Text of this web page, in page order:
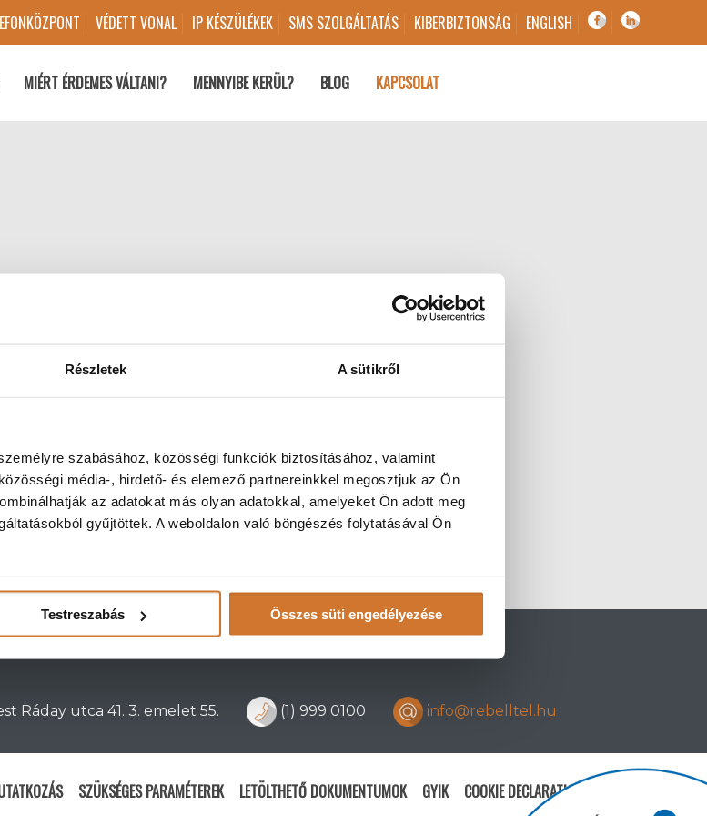
Részletek A sütikről
szabásához, közösségi funkciók biztosításához, valamint
média-, hirdető- és elemező partnereinkkel megosztjuk az Ön
az adatokat más olyan adatokkal, amelyeket Ön adott meg
gyűjtöttek. A weboldalon való böngészés folytatásával Ön
Testreszabás Összes süti engedélyezése
VÉDETT VONAL IP KÉSZÜLÉKEK SMS SZOLGÁLTATÁS KIBERBIZTONSÁG ENGLISH
MIÉRT ÉRDEMES VÁLTANI? MENNYIBE KERÜL? BLOG KAPCSOLAT
munkatársunk 3 órán belül felveszi önnel a kapcsolatot.
Ráday utca 41. 3. emelet 55. (1) 999 0100 info@rebelltel.hu
SZÜKSÉGES PARAMÉTEREK LETÖLTHETŐ DOKUMENTUMOK GYIK COOKIE DECLARATION